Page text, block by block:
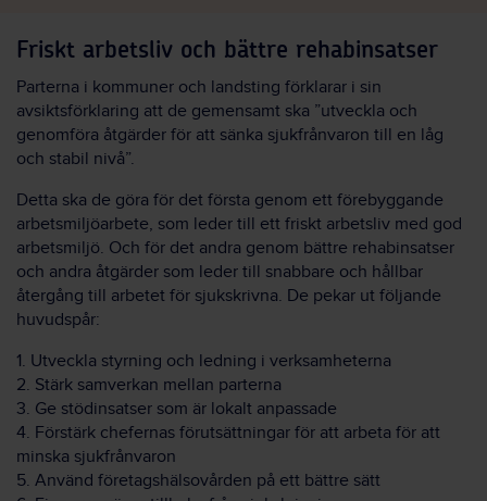
Friskt arbetsliv och bättre rehabinsatser
Parterna i kommuner och landsting förklarar i sin
avsiktsförklaring att de gemensamt ska ”utveckla och
genomföra åtgärder för att sänka sjukfrånvaron till en låg
och stabil nivå”.
Detta ska de göra för det första genom ett förebyggande
arbetsmiljöarbete, som leder till ett friskt arbetsliv med god
arbetsmiljö. Och för det andra genom bättre rehabinsatser
och andra åtgärder som leder till snabbare och hållbar
återgång till arbetet för sjukskrivna. De pekar ut följande
huvudspår:
1. Utveckla styrning och ledning i verksamheterna
2. Stärk samverkan mellan parterna
3. Ge stödinsatser som är lokalt anpassade
4. Förstärk chefernas förutsättningar för att arbeta för att
minska sjukfrånvaron
5. Använd företagshälsovården på ett bättre sätt